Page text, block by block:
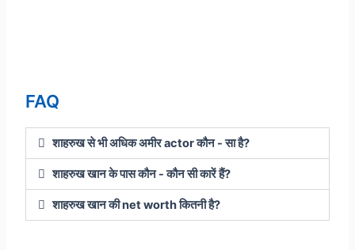
FAQ
शाहरुख से भी अधिक अमीर actor कौन - सा है?
शाहरुख खान के पास कौन - कौन सी कारें हैं?
शाहरुख खान की net worth कितनी है?